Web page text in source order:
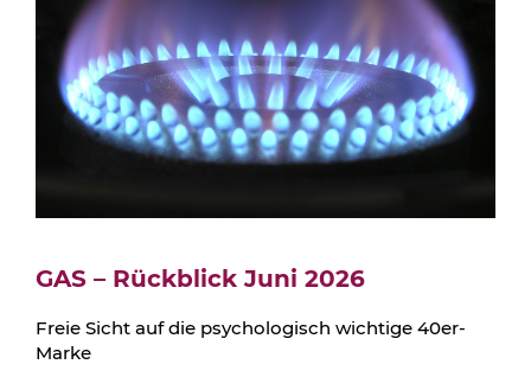
GAS – Rückblick Juni 2026
Freie Sicht auf die psychologisch wichtige 40er-
Marke